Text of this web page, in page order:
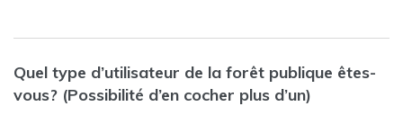
Quel type d’utilisateur de la forêt publique êtes-
vous? (Possibilité d’en cocher plus d’un)